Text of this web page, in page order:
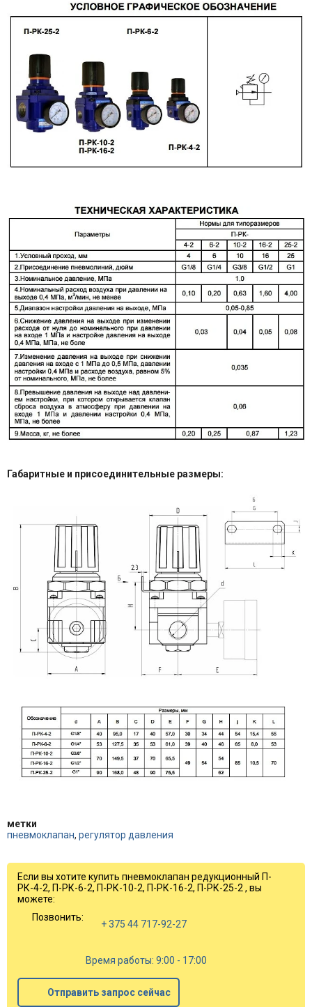
Габаритные и присоединительные размеры:
метки
пневмоклапан, регулятор давления
Если вы хотите купить пневмоклапан редукционный П-
РК-4-2, П-РК-6-2, П-РК-10-2, П-РК-16-2, П-РК-25-2 , вы
можете:
Позвонить:
+ 375 44 717-92-27
Время работы: 9:00 - 17:00
Отправить запрос сейчас